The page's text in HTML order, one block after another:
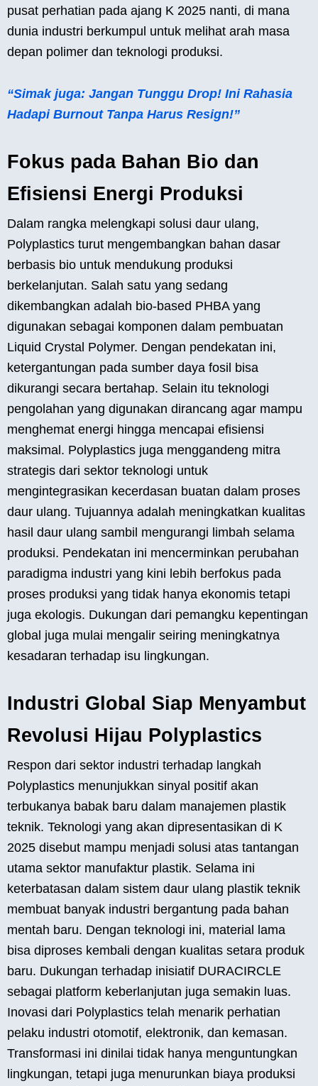
pusat perhatian pada ajang K 2025 nanti, di mana
dunia industri berkumpul untuk melihat arah masa
depan polimer dan teknologi produksi.
“Simak juga: Jangan Tunggu Drop! Ini Rahasia
Hadapi Burnout Tanpa Harus Resign!”
Fokus pada Bahan Bio dan
Efisiensi Energi Produksi
Dalam rangka melengkapi solusi daur ulang,
Polyplastics turut mengembangkan bahan dasar
berbasis bio untuk mendukung produksi
berkelanjutan. Salah satu yang sedang
dikembangkan adalah bio-based PHBA yang
digunakan sebagai komponen dalam pembuatan
Liquid Crystal Polymer. Dengan pendekatan ini,
ketergantungan pada sumber daya fosil bisa
dikurangi secara bertahap. Selain itu teknologi
pengolahan yang digunakan dirancang agar mampu
menghemat energi hingga mencapai efisiensi
maksimal. Polyplastics juga menggandeng mitra
strategis dari sektor teknologi untuk
mengintegrasikan kecerdasan buatan dalam proses
daur ulang. Tujuannya adalah meningkatkan kualitas
hasil daur ulang sambil mengurangi limbah selama
produksi. Pendekatan ini mencerminkan perubahan
paradigma industri yang kini lebih berfokus pada
proses produksi yang tidak hanya ekonomis tetapi
juga ekologis. Dukungan dari pemangku kepentingan
global juga mulai mengalir seiring meningkatnya
kesadaran terhadap isu lingkungan.
Industri Global Siap Menyambut
Revolusi Hijau Polyplastics
Respon dari sektor industri terhadap langkah
Polyplastics menunjukkan sinyal positif akan
terbukanya babak baru dalam manajemen plastik
teknik. Teknologi yang akan dipresentasikan di K
2025 disebut mampu menjadi solusi atas tantangan
utama sektor manufaktur plastik. Selama ini
keterbatasan dalam sistem daur ulang plastik teknik
membuat banyak industri bergantung pada bahan
mentah baru. Dengan teknologi ini, material lama
bisa diproses kembali dengan kualitas setara produk
baru. Dukungan terhadap inisiatif DURACIRCLE
sebagai platform keberlanjutan juga semakin luas.
Inovasi dari Polyplastics telah menarik perhatian
pelaku industri otomotif, elektronik, dan kemasan.
Transformasi ini dinilai tidak hanya menguntungkan
lingkungan, tetapi juga menurunkan biaya produksi